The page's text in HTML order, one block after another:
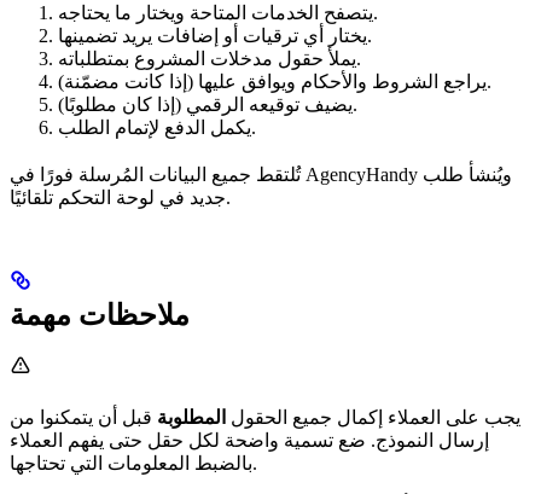
يتصفح الخدمات المتاحة ويختار ما يحتاجه.
يختار أي ترقيات أو إضافات يريد تضمينها.
يملأ حقول مدخلات المشروع بمتطلباته.
يراجع الشروط والأحكام ويوافق عليها (إذا كانت مضمّنة).
يضيف توقيعه الرقمي (إذا كان مطلوبًا).
يكمل الدفع لإتمام الطلب.
تُلتقط جميع البيانات المُرسلة فورًا في AgencyHandy ويُنشأ طلب
جديد في لوحة التحكم تلقائيًا.
ملاحظات مهمة
يجب على العملاء إكمال جميع الحقول المطلوبة قبل أن يتمكنوا من
إرسال النموذج. ضع تسمية واضحة لكل حقل حتى يفهم العملاء
بالضبط المعلومات التي تحتاجها.